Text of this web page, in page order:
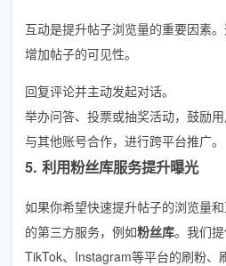
互动是提升帖子浏览量的重要因素
增加帖子的可见性。
回复评论并主动发起对话。
举办问答、投票或抽奖活动，鼓励用
与其他账号合作，进行跨平台推广。
5. 利用粉丝库服务提升曝光
如果你希望快速提升帖子的浏览量
的第三方服务，例如粉丝库。我们提
TikTok、Instagram等平台的刷粉、